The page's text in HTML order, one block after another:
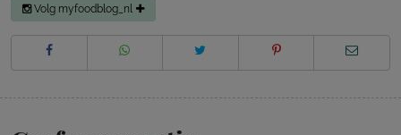
Volg myfoodblog_nl